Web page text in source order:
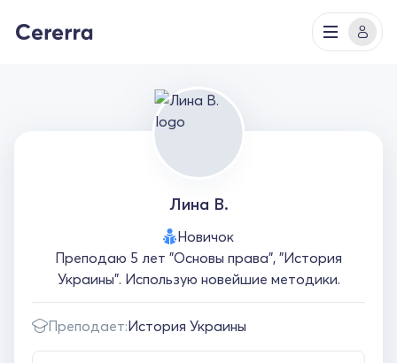
Лина В.
Новичок
Преподаю 5 лет "Основы права", "История
Украины". Использую новейшие методики.
Преподает:История Украины